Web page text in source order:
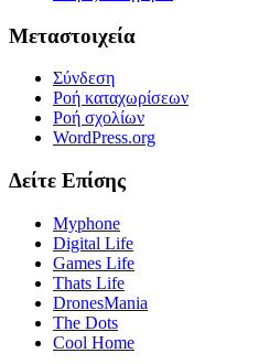
Μεταστοιχεία
Σύνδεση
Ροή καταχωρίσεων
Ροή σχολίων
WordPress.org
Δείτε Επίσης
Myphone
Digital Life
Games Life
Thats Life
DronesMania
The Dots
Cool Home